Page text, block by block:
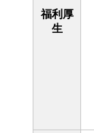
福利厚
生